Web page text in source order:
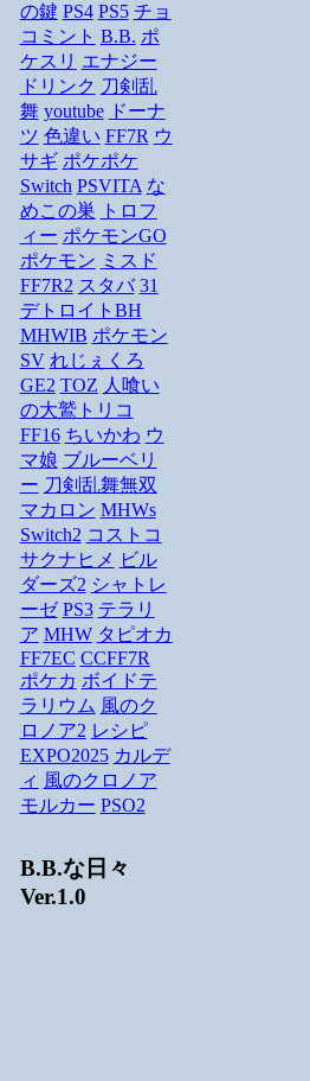
の鍵 PS4 PS5 チョ
コミント B.B. ポ
ケスリ エナジー
ドリンク 刀剣乱
舞 youtube
ドーナ
ツ 色違い FF7R ウ
サギ ポケポケ
Switch PSVITA な
めこの巣
トロフ
ィー ポケモンGO
ポケモン ミスド
FF7R2 スタバ 31
デトロイトBH
MHWIB ポケモン
SV れじぇくろ
GE2 TOZ 人喰い
の大鷲トリコ
FF16 ちいかわ ウ
マ娘 ブルーベリ
ー 刀剣乱舞無双
マカロン MHWs
Switch2 コストコ
サクナヒメ ビル
ダーズ2 シャトレ
ーゼ PS3 テラリ
ア MHW タピオカ
FF7EC CCFF7R
ポケカ ボイドテ
ラリウム 風のク
ロノア2 レシピ
EXPO2025 カルデ
ィ 風のクロノア
モルカー PSO2
B.B.な日々
Ver.1.0